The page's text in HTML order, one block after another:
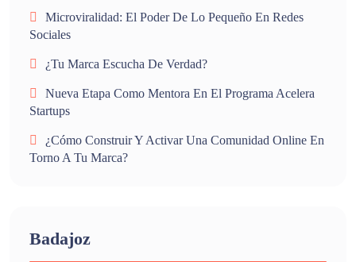
Microviralidad: El Poder De Lo Pequeño En Redes
Sociales
¿Tu Marca Escucha De Verdad?
Nueva Etapa Como Mentora En El Programa Acelera
Startups
¿Cómo Construir Y Activar Una Comunidad Online En
Torno A Tu Marca?
Badajoz